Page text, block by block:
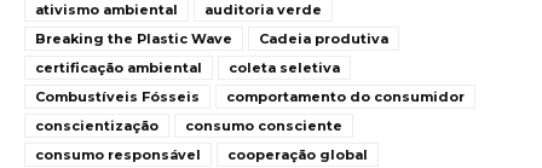
ativismo ambiental
auditoria verde
Breaking the Plastic Wave
Cadeia produtiva
certificação ambiental
coleta seletiva
Combustíveis Fósseis
comportamento do consumidor
conscientização
consumo consciente
consumo responsável
cooperação global